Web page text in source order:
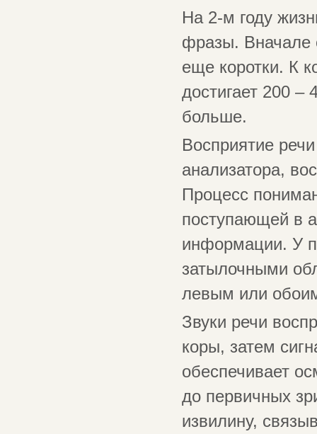
На 2-м году
фразы. Вначале
еще коротки. К
достигает 200 –
больше.
Восприятие
анализатора,
Процесс
поступающей в
информации. У
затылочными
левым или
Звуки речи
коры, затем
обеспечивает
до первичных
извилину,